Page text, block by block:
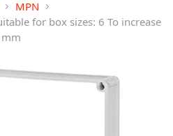
MPN
for box sizes: 6 To increase